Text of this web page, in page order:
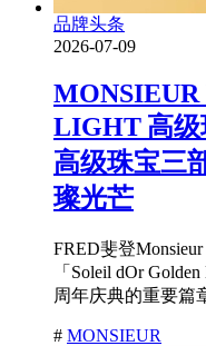
品牌头条
2026-07-09
LIGHT 高级
高级珠宝三
璨光芒
FRED斐登
「Soleil dOr
周年庆典的重要篇
# MONSIEUR